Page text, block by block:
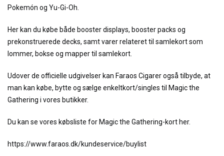
Pokemón og Yu-Gi-Oh.
Her kan du købe både booster displays, booster packs og
prekonstruerede decks, samt varer relateret til samlekort som
lommer, bokse og mapper til samlekort.
Udover de officielle udgivelser kan Faraos Cigarer også tilbyde, at
man kan købe, bytte og sælge enkeltkort/singles til Magic the
Gathering i vores butikker.
Du kan se vores købsliste for Magic the Gathering-kort her.
https://www.faraos.dk/kundeservice/buylist